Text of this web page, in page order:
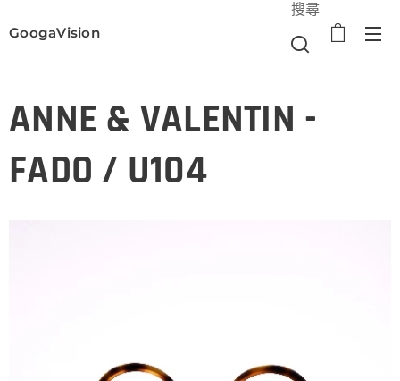
GoogaVision
搜尋
ANNE & VALENTIN -
FADO / U104